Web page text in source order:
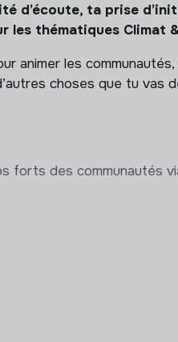
d’écoute, ta prise
les thématiques Climat
animer les
choses que tu vas
forts des communautés
web (mise à jour du site
webinaires